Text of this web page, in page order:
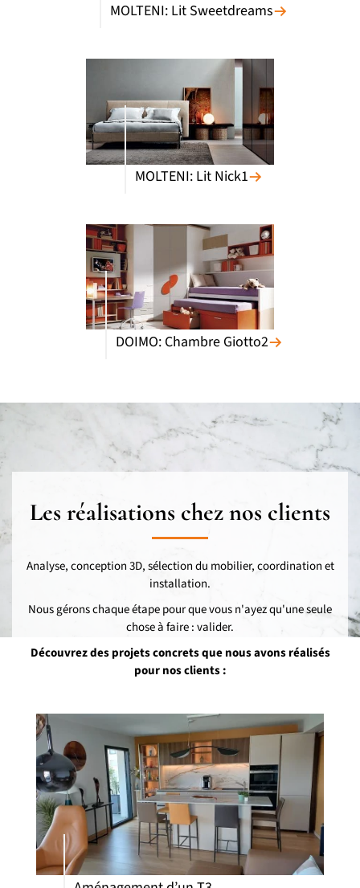
MOLTENI: Lit Sweetdreams
MOLTENI: Lit Nick1
DOIMO: Chambre Giotto2
Les réalisations chez nos clients
Analyse, conception 3D, sélection du mobilier, coordination et
installation.
Nous gérons chaque étape pour que vous n'ayez qu'une seule
chose à faire : valider.
Découvrez des projets concrets que nous avons réalisés
pour nos clients :